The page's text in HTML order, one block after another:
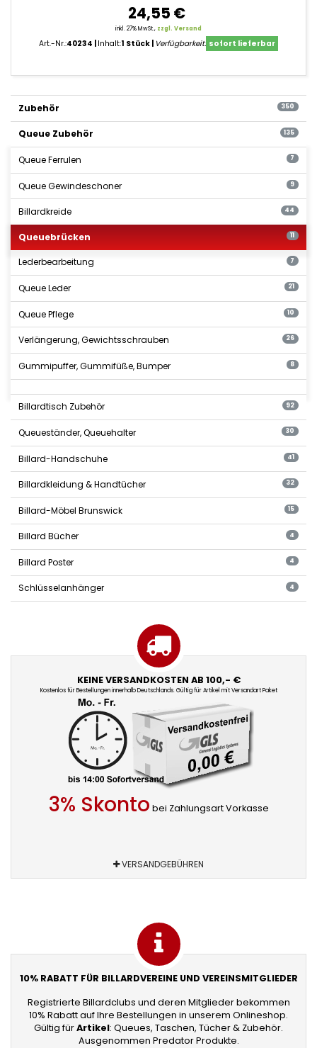
24,55 €
inkl. 27% MwSt., zzgl. Versand
Art.-Nr.:40234 Inhalt:1 Stück Verfügbarkeit: sofort lieferbar
Zubehör 350
Queue Zubehör 135
Queue Ferrulen 7
Queue Gewindeschoner 9
Billardkreide 44
Queuebrücken 11
Lederbearbeitung 7
Queue Leder 21
Queue Pflege 10
Verlängerung, Gewichtsschrauben 26
Gummipuffer, Gummifüße, Bumper 8
Billardtisch Zubehör 92
Queueständer, Queuehalter 30
Billard-Handschuhe 41
Billardkleidung & Handtücher 32
Billard-Möbel Brunswick 15
Billard Bücher 4
Billard Poster 4
Schlüsselanhänger 4
KEINE VERSANDKOSTEN AB 100,- €
Kostenlos für Bestellungen innerhalb Deutschlands. Gültig für Artikel mit Versandart Paket
3% Skonto bei Zahlungsart Vorkasse
VERSANDGEBÜHREN
10% RABATT FÜR BILLARDVEREINE UND VEREINSMITGLIEDER
Registrierte Billardclubs und deren Mitglieder bekommen
10% Rabatt auf Ihre Bestellungen in unserem Onlineshop.
Gültig fürArtikel: Queues, Taschen, Tücher & Zubehör.
Ausgenommen Predator Produkte.